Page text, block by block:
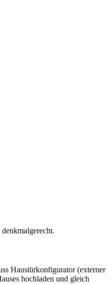
Haustürkonfigurator (externer
hochladen und gleich